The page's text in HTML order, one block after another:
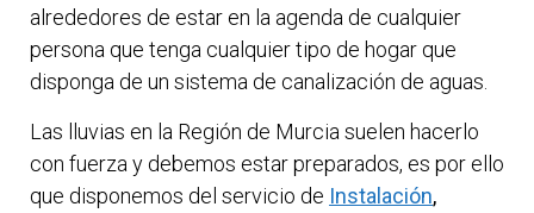
alrededores de estar en la agenda de cualquier
persona que tenga cualquier tipo de hogar que
disponga de un sistema de canalización de aguas.
Las lluvias en la Región de Murcia suelen hacerlo
con fuerza y debemos estar preparados, es por ello
que disponemos del servicio de Instalación,